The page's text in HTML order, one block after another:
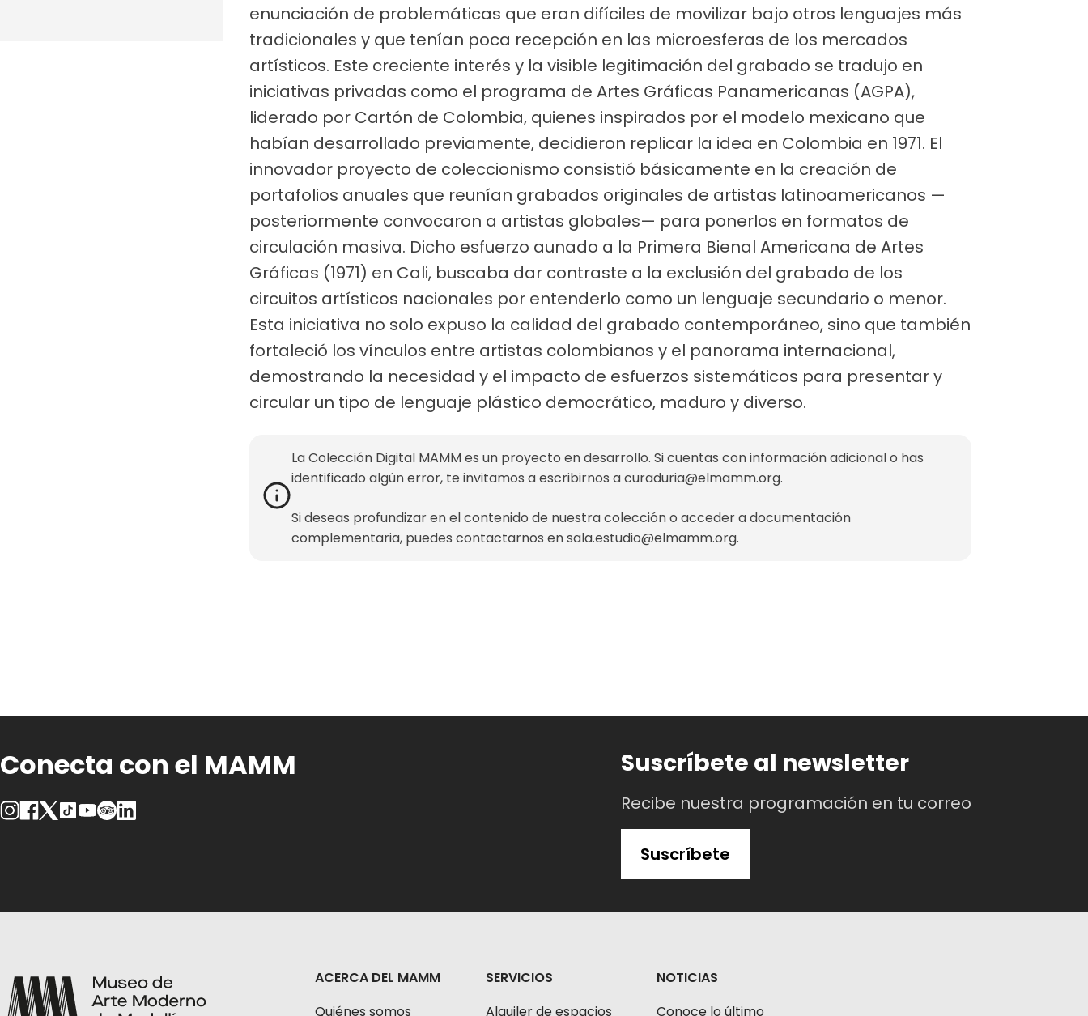
enunciación de problemáticas que eran difíciles de movilizar bajo otros lenguajes más
tradicionales y que tenían poca recepción en las microesferas de los mercados
artísticos. Este creciente interés y la visible legitimación del grabado se tradujo en
iniciativas privadas como el programa de Artes Gráficas Panamericanas (AGPA),
liderado por Cartón de Colombia, quienes inspirados por el modelo mexicano que
habían desarrollado previamente, decidieron replicar la idea en Colombia en 1971. El
innovador proyecto de coleccionismo consistió básicamente en la creación de
portafolios anuales que reunían grabados originales de artistas latinoamericanos —
posteriormente convocaron a artistas globales— para ponerlos en formatos de
circulación masiva. Dicho esfuerzo aunado a la Primera Bienal Americana de Artes
Gráficas (1971) en Cali, buscaba dar contraste a la exclusión del grabado de los
circuitos artísticos nacionales por entenderlo como un lenguaje secundario o menor.
Esta iniciativa no solo expuso la calidad del grabado contemporáneo, sino que también
fortaleció los vínculos entre artistas colombianos y el panorama internacional,
demostrando la necesidad y el impacto de esfuerzos sistemáticos para presentar y
circular un tipo de lenguaje plástico democrático, maduro y diverso.
La Colección Digital MAMM es un proyecto en desarrollo. Si cuentas con información adicional o has
identificado algún error, te invitamos a escribirnos acuraduria@elmamm.org.
Si deseas profundizar en el contenido de nuestra colección o acceder a documentación
complementaria, puedes contactarnos ensala.estudio@elmamm.org.
Conecta con el MAMM Suscríbete al newsletter
Recibe nuestra programación en tu correo
Suscríbete
ACERCA DEL MAMM
Quiénes somos
SERVICIOS
Alquiler de espacios
NOTICIAS
Conoce lo último